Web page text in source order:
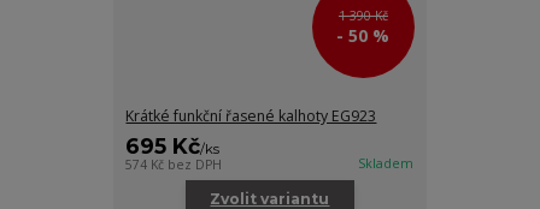
1 390 Kč
- 50 %
Krátké funkční řasené kalhoty EG923
695 Kč/ks
574 Kč bez DPH Skladem
Zvolit variantu